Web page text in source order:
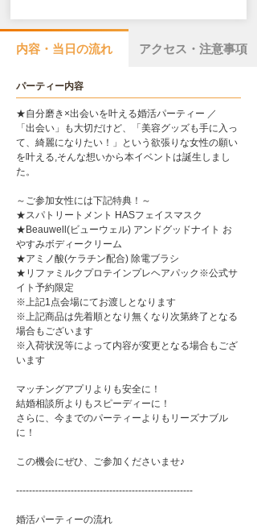
内容・当日の流れ アクセス・注意事項
パーティー内容
★自分磨き×出会いを叶える婚活パーティー ／
「出会い」も大切だけど、「美容グッズも手に入っ
て、綺麗になりたい！」という欲張りな女性の願い
を叶える,そんな想いから本イベントは誕生しまし
た。
～ご参加女性には下記特典！～
★スパトリートメント HASフェイスマスク
★Beauwell(ビューウェル) アンドグッドナイト お
やすみボディークリーム
★アミノ酸(ケラチン配合) 除電ブラシ
★リファミルクプロテインプレヘアパック※公式サ
イト予約限定
※上記1点会場にてお渡しとなります
※上記商品は先着順となり無くなり次第終了となる
場合もございます
※入荷状況等によって内容が変更となる場合もござ
います
マッチングアプリよりも安全に！
結婚相談所よりもスピーディーに！
さらに、今までのパーティーよりもリーズナブル
に！
この機会にぜひ、ご参加くださいませ♪
-------------------------------------------------------
婚活パーティーの流れ